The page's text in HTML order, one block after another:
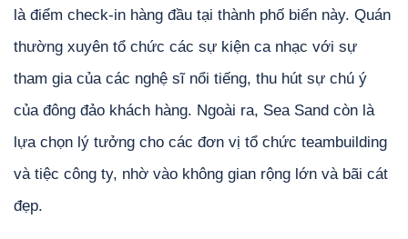
là điểm check-in hàng đầu tại thành phố biển này. Quán
thường xuyên tổ chức các sự kiện ca nhạc với sự
tham gia của các nghệ sĩ nổi tiếng, thu hút sự chú ý
của đông đảo khách hàng. Ngoài ra, Sea Sand còn là
lựa chọn lý tưởng cho các đơn vị tổ chức teambuilding
và tiệc công ty, nhờ vào không gian rộng lớn và bãi cát
đẹp.